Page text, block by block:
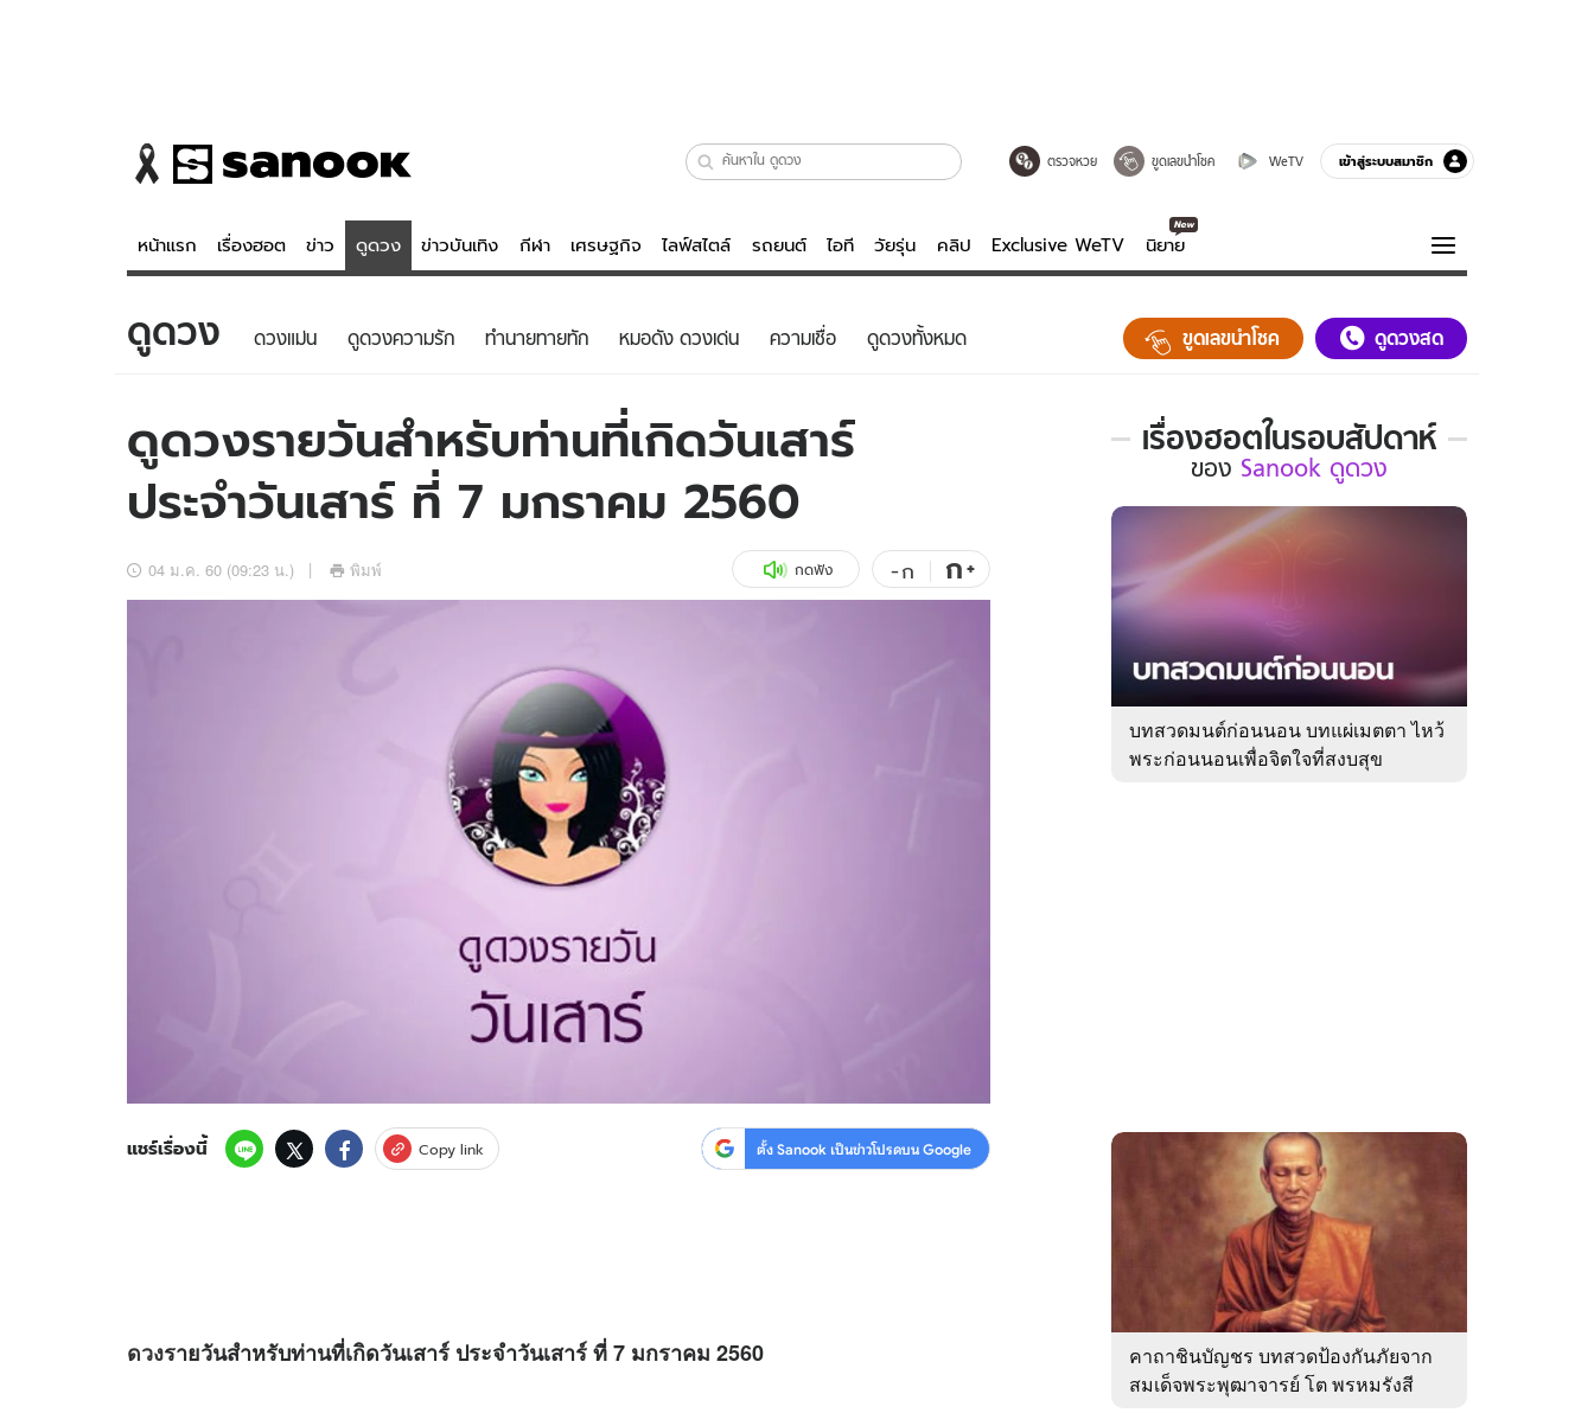
ตรวจหวย ขูดเลขนำโชค WeTV เข้าสู่ระบบสมาชิก
หน้าแรก เรื่องฮอต ข่าว ดูดวง ข่าวบันเทิง กีฬา เศรษฐกิจ ไลฟ์สไตล์ รถยนต์ ไอที วัยรุ่น คลิป Exclusive WeTV นิยาย
ข่าว
ข่าวบันเทิง
ข่าวกีฬา
ข่าวเศรษฐกิจ
อัปเดตจีน
เช็กข่าวชัวร์
ดูดวง - ตรวจหวย
สถิติหวยไทย
หวยลาว
ไลฟ์สไตล์
วัยรุ่น
ไอที
รถยนต์
สุขภาพ
เที่ยว-กิน
ดูทีวี
WeTV
ความรู้รอบตัว
ฮาวทู
ติดตามสนุกโซเชียลได้ที่
ดูดวง ดวงแม่น ดูดวงความรัก ทํานายทายทัก หมอดัง ดวงเด่น ความเชื่อ ดูดวงทั้งหมด ขูดเลขนำโชค ดูดวงสด
ดูดวงรายวันสำหรับท่านที่เกิดวันเสาร์
ประจำวันเสาร์ ที่ 7 มกราคม 2560
04 ม.ค. 60 (09:23 น.) พิมพ์ กดฟัง -ก ก+
แชร์เรื่องนี้ Copy link ตั้ง Sanook เป็นข่าวโปรดบน Google
ดวงรายวันสำหรับท่านที่เกิดวันเสาร์ ประจำวันเสาร์ ที่ 7 มกราคม 2560
เรื่องฮอตในรอบสัปดาห์
เรื่อง
ใน
รอบ
ของ
Sanook
ดูด
ของ Sanook ดูดวง
บทสวดมนต์ก่อนนอน บทแผ่เมตตา ไหว้
พระก่อนนอนเพื่อจิตใจที่สงบสุข
คาถาชินบัญชร บทสวดป้องกันภัยจาก
สมเด็จพระพุฒาจารย์ โต พรหมรังสี